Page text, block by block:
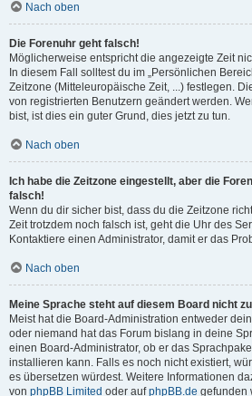
Nach oben
Die Forenuhr geht falsch!
Möglicherweise entspricht die angezeigte Zeit
In diesem Fall solltest du im „Persönlichen
Zeitzone (Mitteleuropäische Zeit, ...) festlegen.
von registrierten Benutzern geändert werden.
bist, ist dies ein guter Grund, dies jetzt zu tun.
Nach oben
Ich habe die Zeitzone eingestellt, aber die
falsch!
Wenn du dir sicher bist, dass du die Zeitzone
Zeit trotzdem noch falsch ist, geht die Uhr des
Kontaktiere einen Administrator, damit er das
Nach oben
Meine Sprache steht auf diesem Board nicht
Meist hat die Board-Administration entweder
oder niemand hat das Forum bislang in deine
einen Board-Administrator, ob er das
installieren kann. Falls es noch nicht existiert,
es übersetzen würdest. Weitere Informationen
von phpBB Limited oder aufphpBB.de gefunden